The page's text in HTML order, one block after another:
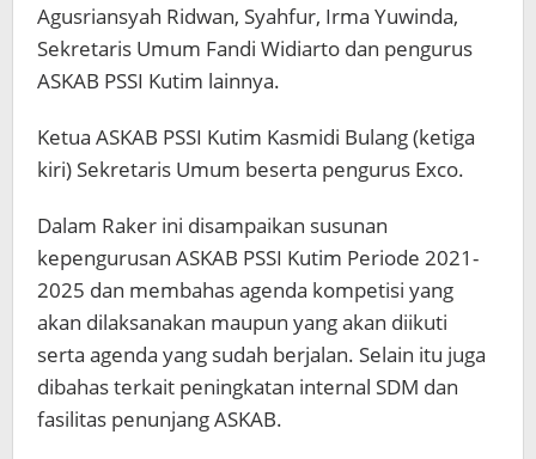
Agusriansyah Ridwan, Syahfur, Irma Yuwinda,
Sekretaris Umum Fandi Widiarto dan pengurus
ASKAB PSSI Kutim lainnya.
Ketua ASKAB PSSI Kutim Kasmidi Bulang (ketiga
kiri) Sekretaris Umum beserta pengurus Exco.
Dalam Raker ini disampaikan susunan
kepengurusan ASKAB PSSI Kutim Periode 2021-
2025 dan membahas agenda kompetisi yang
akan dilaksanakan maupun yang akan diikuti
serta agenda yang sudah berjalan. Selain itu juga
dibahas terkait peningkatan internal SDM dan
fasilitas penunjang ASKAB.